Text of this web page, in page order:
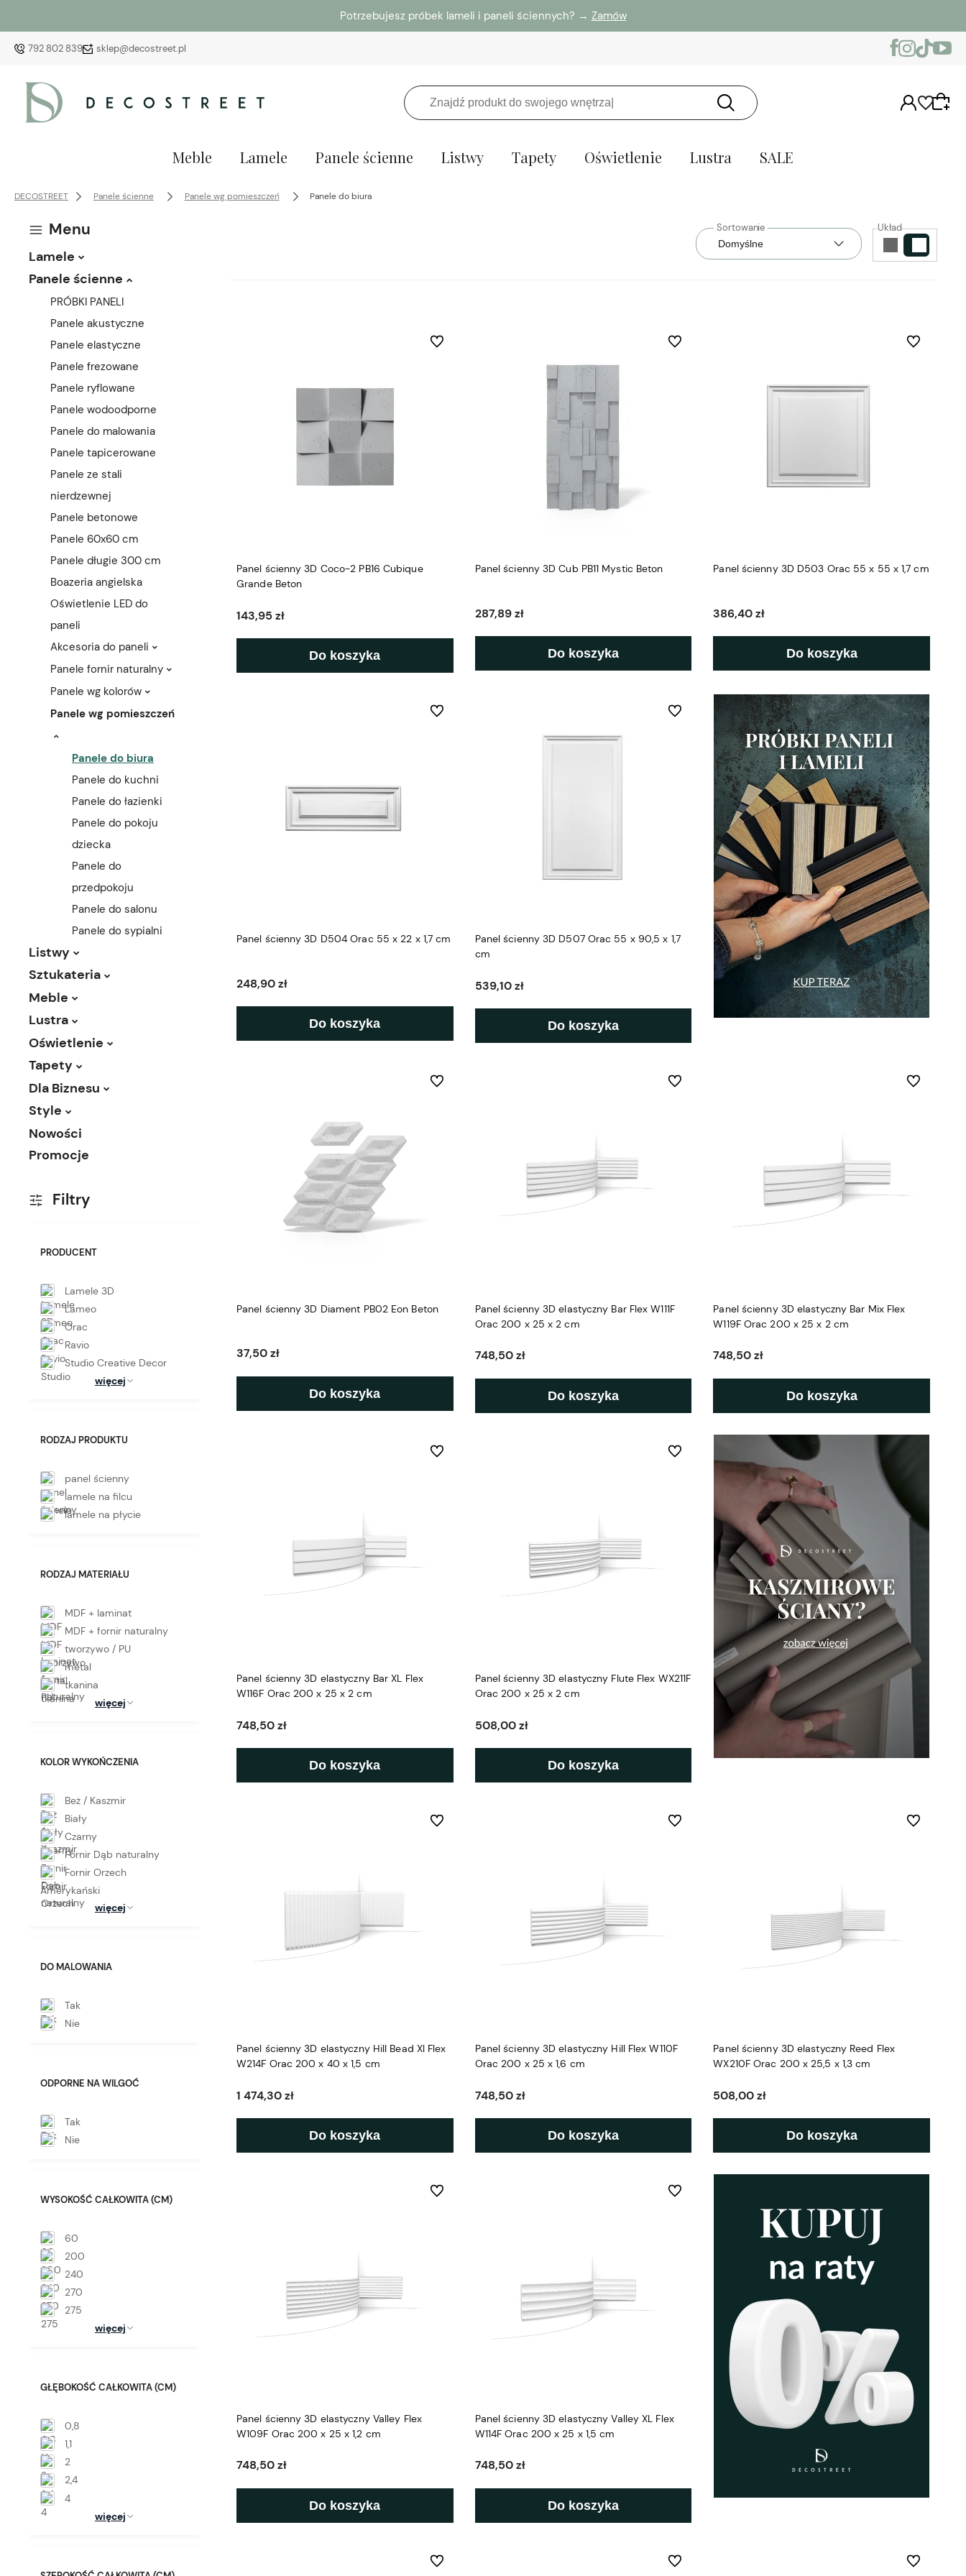
Potrzebujesz próbek lameli i paneli ściennych? → Zamów
792 802 839 sklep@decostreet.pl
Meble Lamele Panele ścienne Listwy Tapety Oświetlenie Lustra SALE
DECOSTREET Panele ścienne Panele wg pomieszczeń Panele do biura
Menu
Lamele
Panele ścienne
PRÓBKI PANELI
Panele akustyczne
Panele elastyczne
Panele frezowane
Panele ryflowane
Panele wodoodporne
Panele do malowania
Panele tapicerowane
Panele ze stali
nierdzewnej
Panele betonowe
Panele 60x60 cm
Panele długie 300 cm
Boazeria angielska
Oświetlenie LED do
paneli
Akcesoria do paneli
Panele fornir naturalny
Panele wg kolorów
Panele wg pomieszczeń
Panele do biura
Panele do kuchni
Panele do łazienki
Panele do pokoju
dziecka
Panele do
przedpokoju
Panele do salonu
Panele do sypialni
Listwy
Sztukateria
Meble
Lustra
Oświetlenie
Tapety
Dla Biznesu
Style
Nowości
Promocje
Filtry
PRODUCENT
Lamele 3D
Lameo
Orac
Ravio
Studio Creative Decor
więcej
RODZAJ PRODUKTU
panel ścienny
lamele na filcu
lamele na płycie
RODZAJ MATERIAŁU
MDF + laminat
MDF + fornir naturalny
tworzywo / PU
metal
tkanina
więcej
KOLOR WYKOŃCZENIA
Beż / Kaszmir
Biały
Czarny
Fornir Dąb naturalny
Fornir Orzech
Amerykański
więcej
DO MALOWANIA
Tak
Nie
ODPORNE NA WILGOĆ
Tak
Nie
WYSOKOŚĆ CAŁKOWITA (CM)
60
200
240
270
275
więcej
GŁĘBOKOŚĆ CAŁKOWITA (CM)
0,8
1,1
2
2,4
4
więcej
Układ
Panel ścienny 3D Coco-2 PB16 Cubique
Grande Beton
143,95 zł
Do koszyka
Do ulubionych
Panel ścienny 3D Cub PB11 Mystic Beton
287,89 zł
Do koszyka
Do ulubionych
Panel ścienny 3D D503 Orac 55 x 55 x 1,7 cm
386,40 zł
Do koszyka
Do ulubionych
Panel ścienny 3D D504 Orac 55 x 22 x 1,7 cm
248,90 zł
Do koszyka
Do ulubionych
Panel ścienny 3D D507 Orac 55 x 90,5 x 1,7
cm
539,10 zł
Do koszyka
Do ulubionych
Panel ścienny 3D Diament PB02 Eon Beton
37,50 zł
Do koszyka
Do ulubionych
Panel ścienny 3D elastyczny Bar Flex W111F
Orac 200 x 25 x 2 cm
748,50 zł
Do koszyka
Do ulubionych
Panel ścienny 3D elastyczny Bar Mix Flex
W119F Orac 200 x 25 x 2 cm
748,50 zł
Do koszyka
Do ulubionych
Panel ścienny 3D elastyczny Bar XL Flex
W116F Orac 200 x 25 x 2 cm
748,50 zł
Do koszyka
Do ulubionych
Panel ścienny 3D elastyczny Flute Flex WX211F
Orac 200 x 25 x 2 cm
508,00 zł
Do koszyka
Do ulubionych
Panel ścienny 3D elastyczny Hill Bead Xl Flex
W214F Orac 200 x 40 x 1,5 cm
1 474,30 zł
Do koszyka
Do ulubionych
Panel ścienny 3D elastyczny Hill Flex W110F
Orac 200 x 25 x 1,6 cm
748,50 zł
Do koszyka
Do ulubionych
Panel ścienny 3D elastyczny Reed Flex
WX210F Orac 200 x 25,5 x 1,3 cm
508,00 zł
Do koszyka
Do ulubionych
Panel ścienny 3D elastyczny Valley Flex
W109F Orac 200 x 25 x 1,2 cm
748,50 zł
Do koszyka
Do ulubionych
Panel ścienny 3D elastyczny Valley XL Flex
W114F Orac 200 x 25 x 1,5 cm
748,50 zł
Do koszyka
Do ulubionych
Do ulubionych Do ulubionych Do ulubionych